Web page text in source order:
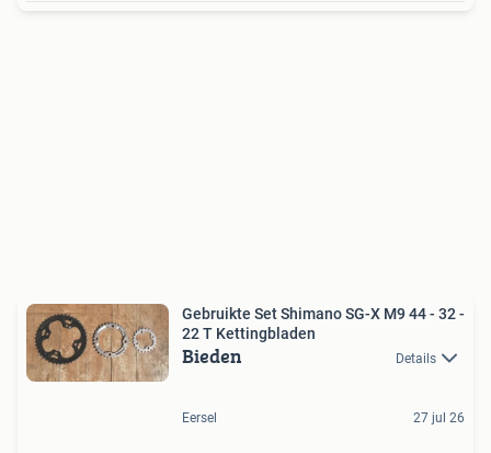
Gebruikte Set Shimano SG-X M9 44 - 32 -
22 T Kettingbladen
Bieden Details
Eersel 27 jul 26